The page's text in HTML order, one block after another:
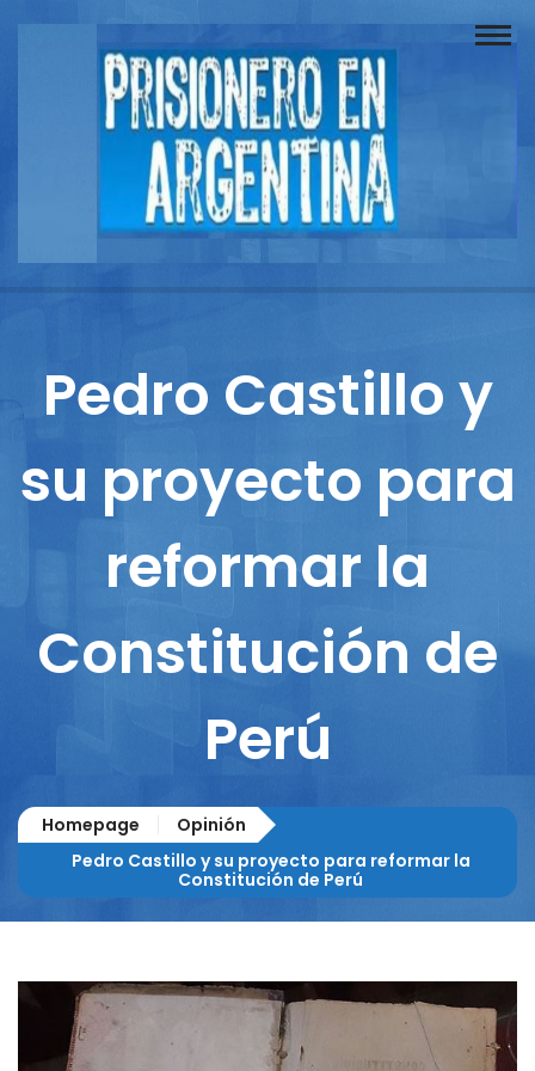
Buscador
Documentos
Reportajes
Contacto
Pedro Castillo y
su proyecto para
reformar la
Constitución de
Perú
Homepage
Opinión
Pedro Castillo y su proyecto para reformar la
Constitución de Perú